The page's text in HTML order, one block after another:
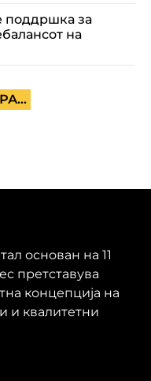
поддршка за
на
основан на 11
претставува
концепција на
и квалитетни